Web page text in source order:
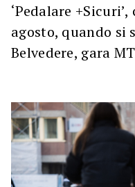
‘Pedalare
agosto, quando si
Belvedere, gara